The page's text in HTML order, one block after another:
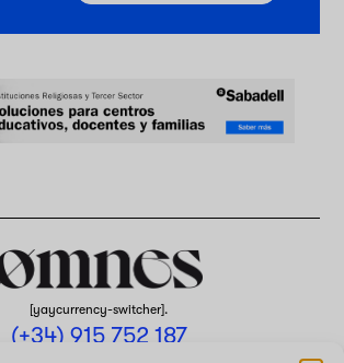
[yaycurrency-switcher].
(+34) 915 752 187